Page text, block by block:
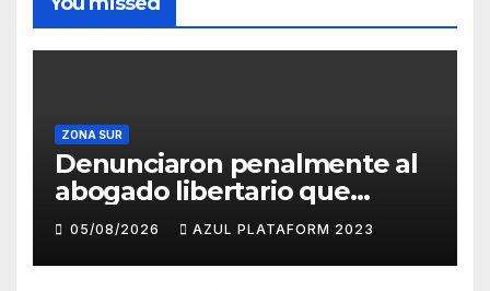
ZONA SUR
Denunciaron penalmente al
abogado libertario que
propuso tirar napalm sobre
el Gran Buenos Aires
05/08/2026 AZUL PLATAFORM 2023